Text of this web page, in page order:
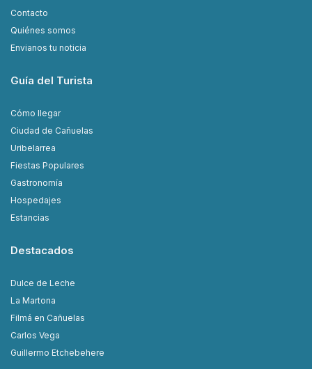
Contacto
Quiénes somos
Envianos tu noticia
Guía del Turista
Cómo llegar
Ciudad de Cañuelas
Uribelarrea
Fiestas Populares
Gastronomía
Hospedajes
Estancias
Destacados
Dulce de Leche
La Martona
Filmá en Cañuelas
Carlos Vega
Guillermo Etchebehere